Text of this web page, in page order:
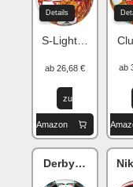
Details
S-Light 290g
ab 26,68 €
zu
Amazon
ab
Derbystar Junior